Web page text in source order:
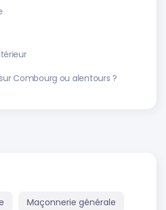
Combourg ou alentours ?
Maçonnerie générale